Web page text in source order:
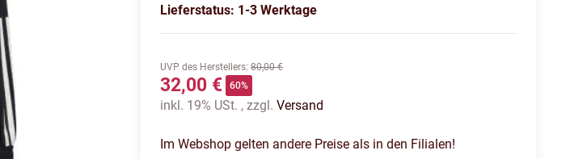
Lieferstatus: 1-3 Werktage
UVP des Herstellers:80,00 €
32,00 € 60%
inkl. 19% USt. , zzgl.Versand
Im Webshop gelten andere Preise als in den Filialen!